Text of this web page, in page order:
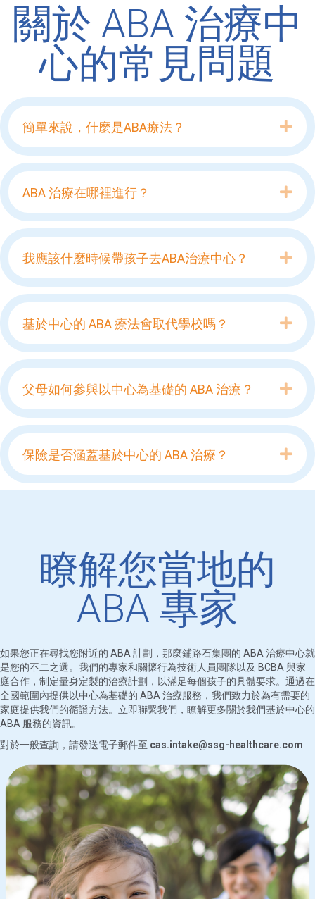
關於 ABA 治療中
心的常見問題
簡單來說，什麼是ABA療法？
ABA 治療在哪裡進行？
我應該什麼時候帶孩子去ABA治療中心？
基於中心的 ABA 療法會取代學校嗎？
父母如何參與以中心為基礎的 ABA 治療？
保險是否涵蓋基於中心的 ABA 治療？
瞭解您當地的
ABA 專家
如果您正在尋找您附近的 ABA 計劃，那麼鋪路石集團的 ABA 治療中心就
是您的不二之選。我們的專家和關懷行為技術人員團隊以及 BCBA 與家
庭合作，制定量身定製的治療計劃，以滿足每個孩子的具體要求。通過在
全國範圍內提供以中心為基礎的 ABA 治療服務，我們致力於為有需要的
家庭提供我們的循證方法。立即聯繫我們，瞭解更多關於我們基於中心的
ABA 服務的資訊。
對於一般查詢，請發送電子郵件至 cas.intake@ssg-healthcare.com